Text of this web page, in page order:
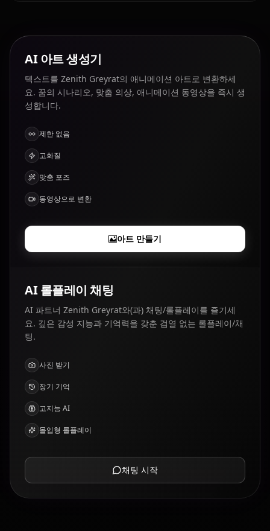
AI 아트 생성기
텍스트를 Zenith Greyrat의 애니메이션 아트로 변환하세
요. 꿈의 시나리오, 맞춤 의상, 애니메이션 동영상을 즉시 생
성합니다.
제한 없음
고화질
맞춤 포즈
동영상으로 변환
아트 만들기
AI 롤플레이 채팅
AI 파트너 Zenith Greyrat와(과) 채팅/롤플레이를 즐기세
요. 깊은 감성 지능과 기억력을 갖춘 검열 없는 롤플레이/채
팅.
사진 받기
장기 기억
고지능 AI
몰입형 롤플레이
채팅 시작